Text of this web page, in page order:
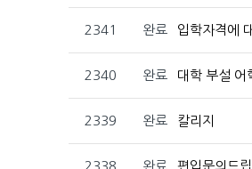
2341 완료 입학자격에
2340 완료 대학 부설 어
2339 완료 칼리지
2338 완료 편입문의드